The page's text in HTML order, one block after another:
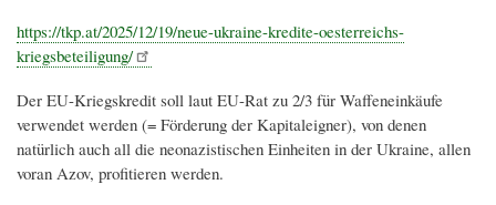
https://tkp.at/2025/12/19/neue-ukraine-kredite-oesterreichs-
kriegsbeteiligung/
Der EU-Kriegskredit soll laut EU-Rat zu 2/3 für Waffeneinkäufe
verwendet werden (= Förderung der Kapitaleigner), von denen
natürlich auch all die neonazistischen Einheiten in der Ukraine, allen
voran Azov, profitieren werden.